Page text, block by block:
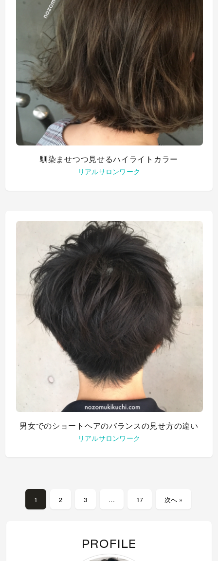
馴染ませつつ見せるハイライトカラー
リアルサロンワーク
男女でのショートヘアのバランスの見せ方の違い
リアルサロンワーク
1 2 3 … 17 次へ »
PROFILE